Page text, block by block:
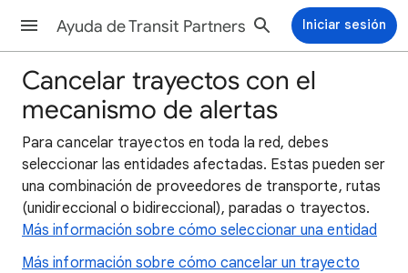
Ayuda de Transit Partners Iniciar sesión
Cancelar trayectos con el
mecanismo de alertas
Para cancelar trayectos en toda la red, debes
seleccionar las entidades afectadas. Estas pueden ser
una combinación de proveedores de transporte, rutas
(unidireccional o bidireccional), paradas o trayectos.
Más información sobre cómo seleccionar una entidad
Más información sobre cómo cancelar un trayecto